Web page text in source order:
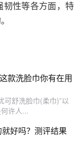
韧性等各方面，特
款洗脸巾你有在用
可舒洗脸巾(柔巾)”以
许人...
好吗？测评结果